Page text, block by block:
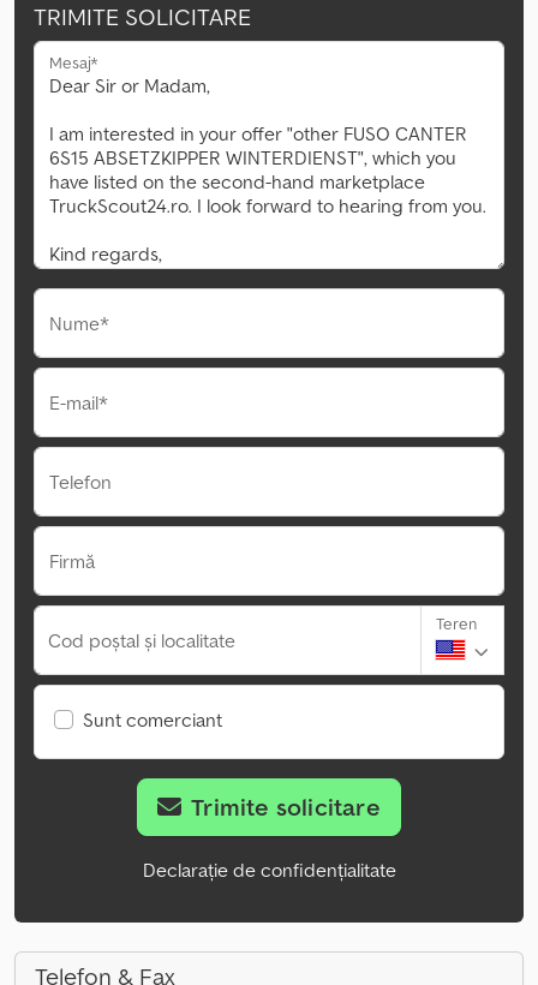
TRIMITE SOLICITARE
Mesaj*
Nume*
E-mail*
Telefon
Firmă
Cod poștal și localitate
Teren
Sunt comerciant
Trimite solicitare
Declarație de confidențialitate
Telefon & Fax